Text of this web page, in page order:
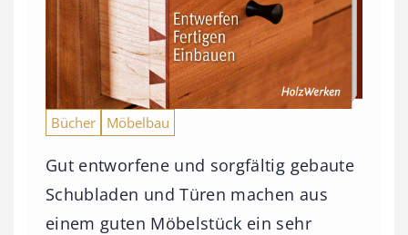
Bücher Möbelbau
Gut entworfene und sorgfältig gebaute
Schubladen und Türen machen aus
einem guten Möbelstück ein sehr